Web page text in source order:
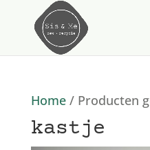
Home/ Producten
kastje